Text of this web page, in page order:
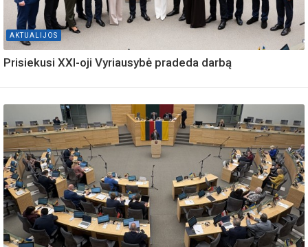
AKTUALIJOS
Prisiekusi XXI-oji Vyriausybė pradeda darbą